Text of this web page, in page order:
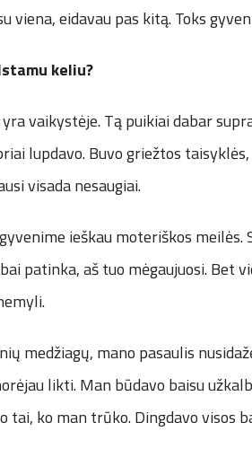
viena, eidavau pas kitą. Toks
keliu?
vaikystėje. Tą puikiai dabar
lupdavo. Buvo griežtos
visada nesaugiai.
ieškau moteriškos meilės.
patinka, aš tuo mėgaujuosi. Bet
medžiagų, mano pasaulis
likti. Man būdavo baisu
tai, ko man trūko. Dingdavo visos